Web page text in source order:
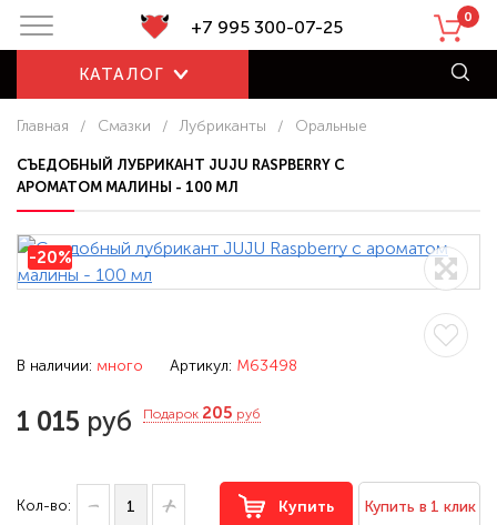
+7 995 300-07-25 0
КАТАЛОГ
Главная / Смазки / Лубриканты / Оральные
СЪЕДОБНЫЙ ЛУБРИКАНТ JUJU RASPBERRY С
АРОМАТОМ МАЛИНЫ - 100 МЛ
-20%
В наличии: много Артикул: M63498
1 015 руб Подарок 205 руб
Кол-во: Купить Купить в 1 клик